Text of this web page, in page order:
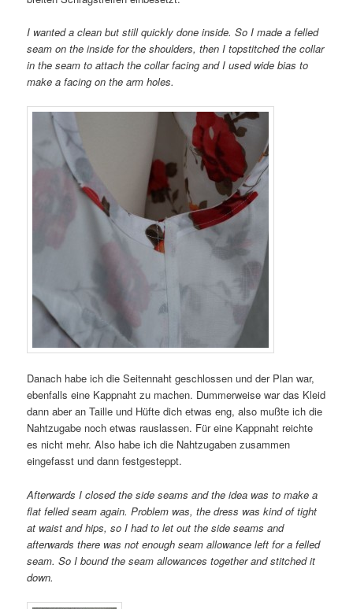
I wanted a clean but still quickly done inside. So I made a felled
seam on the inside for the shoulders, then I topstitched the collar
in the seam to attach the collar facing and I used wide bias to
make a facing on the arm holes.
Danach habe ich die Seitennaht geschlossen und der Plan war,
ebenfalls eine Kappnaht zu machen. Dummerweise war das Kleid
dann aber an Taille und Hüfte dich etwas eng, also mußte ich die
Nahtzugabe noch etwas rauslassen. Für eine Kappnaht reichte
es nicht mehr. Also habe ich die Nahtzugaben zusammen
eingefasst und dann festgesteppt.
Afterwards I closed the side seams and the idea was to make a
flat felled seam again. Problem was, the dress was kind of tight
at waist and hips, so I had to let out the side seams and
afterwards there was not enough seam allowance left for a felled
seam. So I bound the seam allowances together and stitched it
down.